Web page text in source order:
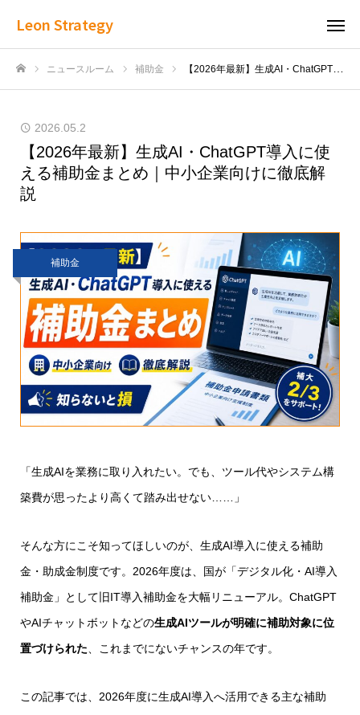
Leon Strategy
ニュースルーム 補助金 【2026年最新】生成AI・ChatGPT導入に使える補助金まとめ｜中小企業向けに徹底解説
2026.05.2
【2026年最新】生成AI・ChatGPT導入に使
える補助金まとめ｜中小企業向けに徹底解
説
補助金
「生成AIを業務に取り入れたい。でも、ツール代やシステム構
築費が思ったより高くて踏み出せない……」
そんな方にこそ知ってほしいのが、生成AI導入に使える補助
金・助成金制度です。2026年度は、国が「デジタル化・AI導入
補助金」として旧IT導入補助金を大幅リニューアル。ChatGPT
やAIチャットボットなどの生成AIツールが明確に補助対象に位
置づけられた、これまでにないチャンスの年です。
この記事では、2026年度に生成AI導入へ活用できる主な補助